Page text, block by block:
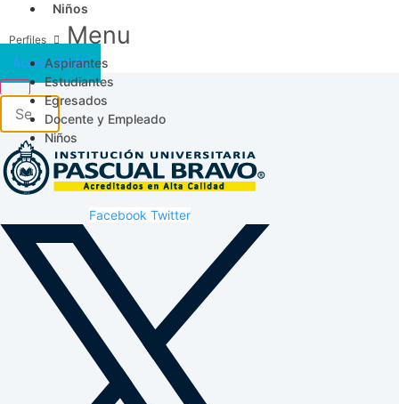
Niños
Menu
Aspirantes
Estudiantes
Egresados
Docente y Empleado
Niños
Acceso SICAU
Facebook Twitter